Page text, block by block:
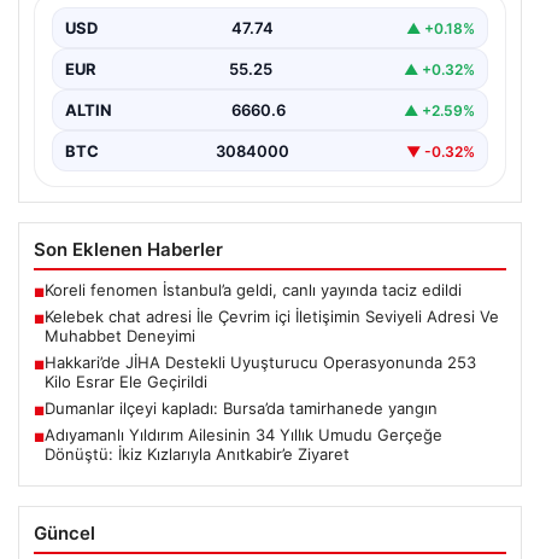
İnternet çağında bireylerin seviyeli bir şekilde bağlantı
USD 47.74 ▲ +0.18%
EUR 55.25 ▲ +0.32%
ALTIN 6660.6 ▲ +2.59%
BTC 3084000 ▼ -0.32%
Son Eklenen Haberler
■Koreli fenomen İstanbul’a geldi, canlı yayında taciz edildi
■Kelebek chat adresi İle Çevrim içi İletişimin Seviyeli Adresi Ve
Muhabbet Deneyimi
■Hakkari’de JİHA Destekli Uyuşturucu Operasyonunda 253
Kilo Esrar Ele Geçirildi
■Dumanlar ilçeyi kapladı: Bursa’da tamirhanede yangın
■Adıyamanlı Yıldırım Ailesinin 34 Yıllık Umudu Gerçeğe
Dönüştü: İkiz Kızlarıyla Anıtkabir’e Ziyaret
Güncel